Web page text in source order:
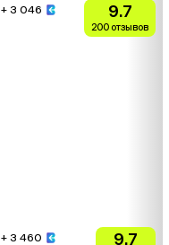
+ 3 046 9.7
200 отзывов
+ 3 460 9.7